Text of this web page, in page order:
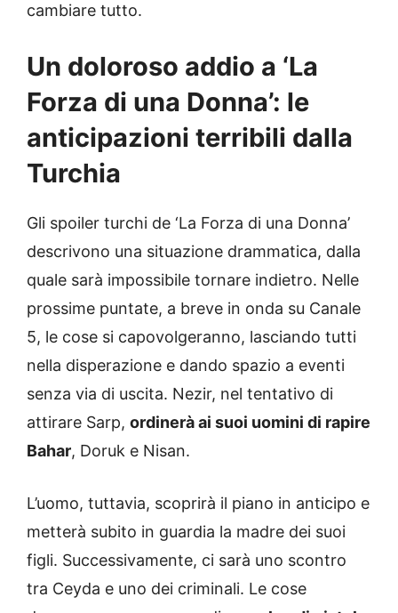
cambiare tutto.
Un doloroso addio a ‘La
Forza di una Donna’: le
anticipazioni terribili dalla
Turchia
Gli spoiler turchi de ‘La Forza di una Donna’
descrivono una situazione drammatica, dalla
quale sarà impossibile tornare indietro. Nelle
prossime puntate, a breve in onda su Canale
5, le cose si capovolgeranno, lasciando tutti
nella disperazione e dando spazio a eventi
senza via di uscita. Nezir, nel tentativo di
attirare Sarp, ordinerà ai suoi uomini di rapire
Bahar, Doruk e Nisan.
L’uomo, tuttavia, scoprirà il piano in anticipo e
metterà subito in guardia la madre dei suoi
figli. Successivamente, ci sarà uno scontro
tra Ceyda e uno dei criminali. Le cose